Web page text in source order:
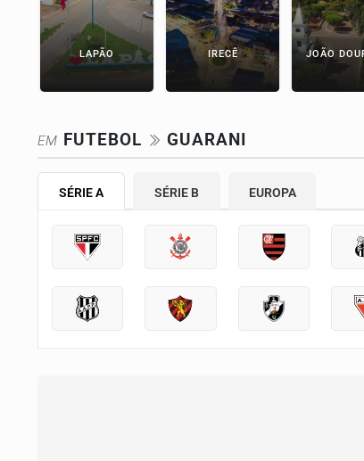
LAPÃO IRECÊ JOÃO
EM FUTEBOL GUARANI
SÉRIE A SÉRIE B EUROPA